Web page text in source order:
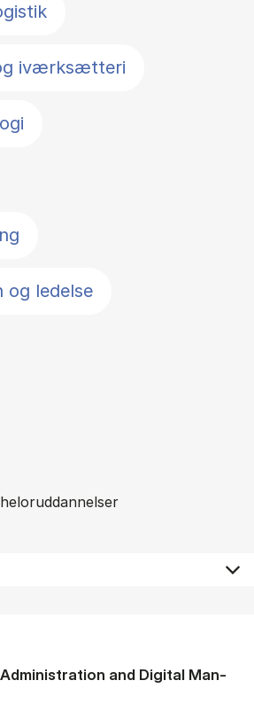
iværksætteri
og ledelse
Ad­min­is­tra­tion and Di­git­al Man­